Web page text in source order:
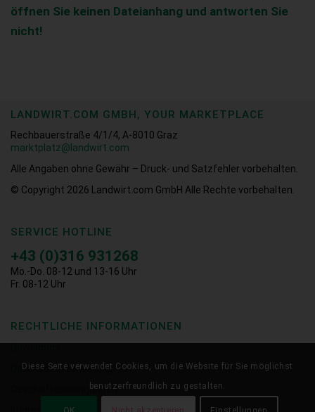
öffnen Sie keinen Dateianhang und antworten Sie
nicht!
LANDWIRT.COM GMBH, YOUR MARKETPLACE
Rechbauerstraße 4/1/4, A-8010 Graz
marktplatz@landwirt.com
Alle Angaben ohne Gewähr – Druck- und Satzfehler vorbehalten.
© Copyright 2026 Landwirt.com GmbH Alle Rechte vorbehalten.
SERVICE HOTLINE
+43 (0)316 931268
Mo.-Do. 08-12 und 13-16 Uhr
Fr. 08-12 Uhr
RECHTLICHE INFORMATIONEN
Datenschutzerklärung
Geschäftsbedingungen
Diese Seite verwendet Cookies, um die Website für Sie möglichst
benutzerfreundlich zu gestalten.